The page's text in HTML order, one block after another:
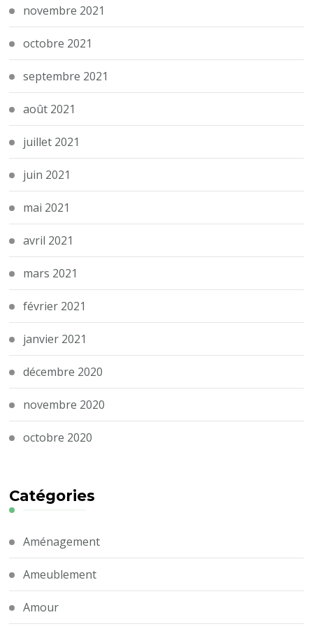
novembre 2021
octobre 2021
septembre 2021
août 2021
juillet 2021
juin 2021
mai 2021
avril 2021
mars 2021
février 2021
janvier 2021
décembre 2020
novembre 2020
octobre 2020
Catégories
Aménagement
Ameublement
Amour